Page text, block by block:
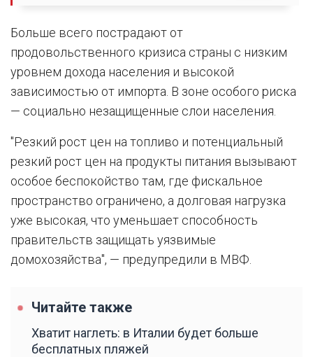
Больше всего пострадают от
продовольственного кризиса страны с низким
уровнем дохода населения и высокой
зависимостью от импорта. В зоне особого риска
— социально незащищенные слои населения.
"Резкий рост цен на топливо и потенциальный
резкий рост цен на продукты питания вызывают
особое беспокойство там, где фискальное
пространство ограничено, а долговая нагрузка
уже высокая, что уменьшает способность
правительств защищать уязвимые
домохозяйства", — предупредили в МВФ.
Читайте также
Хватит наглеть: в Италии будет больше
бесплатных пляжей